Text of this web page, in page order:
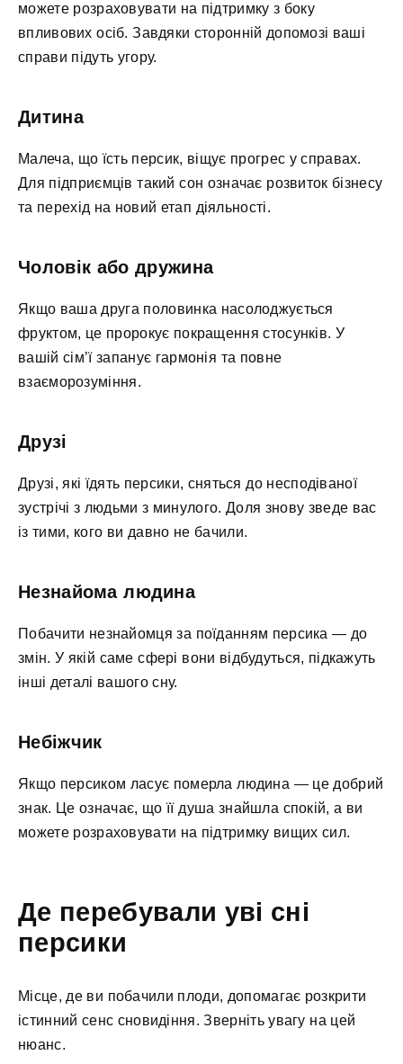
можете розраховувати на підтримку з боку
впливових осіб. Завдяки сторонній допомозі ваші
справи підуть угору.
Дитина
Малеча, що їсть персик, віщує прогрес у справах.
Для підприємців такий сон означає розвиток бізнесу
та перехід на новий етап діяльності.
Чоловік або дружина
Якщо ваша друга половинка насолоджується
фруктом, це пророкує покращення стосунків. У
вашій сім’ї запанує гармонія та повне
взаєморозуміння.
Друзі
Друзі, які їдять персики, сняться до несподіваної
зустрічі з людьми з минулого. Доля знову зведе вас
із тими, кого ви давно не бачили.
Незнайома людина
Побачити незнайомця за поїданням персика — до
змін. У якій саме сфері вони відбудуться, підкажуть
інші деталі вашого сну.
Небіжчик
Якщо персиком ласує померла людина — це добрий
знак. Це означає, що її душа знайшла спокій, а ви
можете розраховувати на підтримку вищих сил.
Де перебували уві сні
персики
Місце, де ви побачили плоди, допомагає розкрити
істинний сенс сновидіння. Зверніть увагу на цей
нюанс.